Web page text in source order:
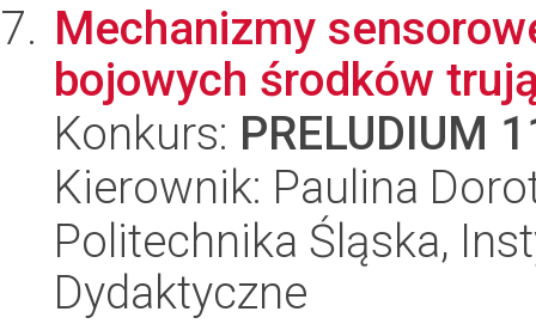
Mechanizmy
bojowych środków
Konkurs: PRELUDIUM
Kierownik: Paulina
Politechnika Śląska,
Dydaktyczne